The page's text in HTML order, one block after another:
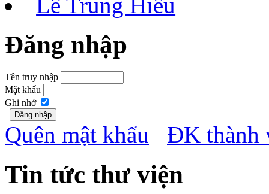
Đăng nhập
Tên truy nhập
Mật khẩu
Ghi nhớ
Quên mật khẩu ĐK thành
Tin tức thư viện